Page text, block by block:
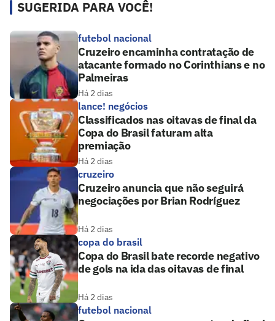
SUGERIDA PARA VOCÊ!
futebol nacional
Cruzeiro encaminha contratação de
atacante formado no Corinthians e no
Palmeiras
Há 2 dias
lance! negócios
Classificados nas oitavas de final da
Copa do Brasil faturam alta
premiação
Há 2 dias
cruzeiro
Cruzeiro anuncia que não seguirá
negociações por Brian Rodríguez
Há 2 dias
copa do brasil
Copa do Brasil bate recorde negativo
de gols na ida das oitavas de final
Há 2 dias
futebol nacional